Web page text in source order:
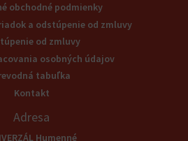
obchodné podmienky
a odstúpenie od zmluvy
od zmluvy
osobných údajov
tabuľka
Kontakt
Adresa
Humenné